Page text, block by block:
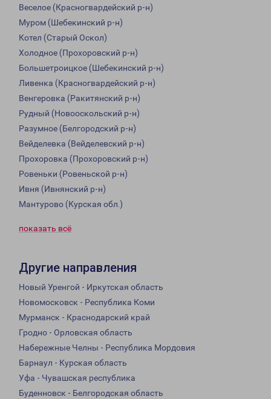
Веселое (Красногвардейский р-н)
Муром (Шебекинский р-н)
Котел (Старый Оскол)
Холодное (Прохоровский р-н)
Большетроицкое (Шебекинский р-н)
Ливенка (Красногвардейский р-н)
Венгеровка (Ракитянский р-н)
Рудный (Новооскольский р-н)
Разумное (Белгородский р-н)
Вейделевка (Вейделевский р-н)
Прохоровка (Прохоровский р-н)
Ровеньки (Ровеньской р-н)
Ивня (Ивнянский р-н)
Мантурово (Курская обл.)
показать всё
Другие направления
Новый Уренгой - Иркутская область
Новомосковск - Республика Коми
Мурманск - Краснодарский край
Гродно - Орловская область
Набережные Челны - Республика Мордовия
Барнаул - Курская область
Уфа - Чувашская республика
Буденновск - Белгородская область